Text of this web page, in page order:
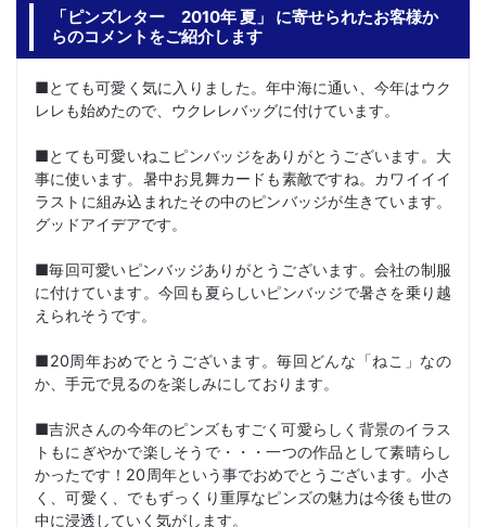
「ピンズレター 2010年 夏」 に寄せられたお客様か
らのコメントをご紹介します
■とても可愛く気に入りました。年中海に通い、今年はウク
レレも始めたので、ウクレレバッグに付けています。
■とても可愛いねこピンバッジをありがとうございます。大
事に使います。暑中お見舞カードも素敵ですね。カワイイイ
ラストに組み込まれたその中のピンバッジが生きています。
グッドアイデアです。
■毎回可愛いピンバッジありがとうございます。会社の制服
に付けています。今回も夏らしいピンバッジで暑さを乗り越
えられそうです。
■20周年おめでとうございます。毎回どんな「ねこ」なの
か、手元で見るのを楽しみにしております。
■吉沢さんの今年のピンズもすごく可愛らしく背景のイラス
トもにぎやかで楽しそうで・・・一つの作品として素晴らし
かったです！20周年という事でおめでとうございます。小さ
く、可愛く、でもずっくり重厚なピンズの魅力は今後も世の
中に浸透していく気がします。